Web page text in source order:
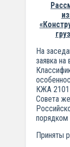
На
заявка на
КЖА 2101
Совета
порядком
Приняты